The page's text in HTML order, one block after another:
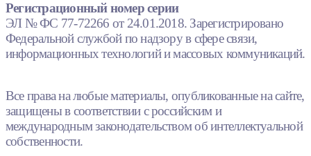
Регистрационный номер серии
ЭЛ № ФС 77-72266 от 24.01.2018. Зарегистрировано
Федеральной службой по надзору в сфере связи,
информационных технологий и массовых коммуникаций.
Все права на любые материалы, опубликованные на сайте,
защищены в соответствии с российским и
международным законодательством об интеллектуальной
собственности.